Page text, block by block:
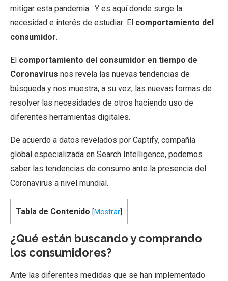
mitigar esta pandemia. Y es aquí donde surge la
necesidad e interés de estudiar: El comportamiento del
consumidor.
El comportamiento del consumidor en tiempo de
Coronavirus nos revela las nuevas tendencias de
búsqueda y nos muestra, a su vez, las nuevas formas de
resolver las necesidades de otros haciendo uso de
diferentes herramientas digitales.
De acuerdo a datos revelados por Captify, compañía
global especializada en Search Intelligence, podemos
saber las tendencias de consumo ante la presencia del
Coronavirus a nivel mundial.
Tabla de Contenido [Mostrar
¿Qué están buscando y comprando
los consumidores?
Ante las diferentes medidas que se han implementado